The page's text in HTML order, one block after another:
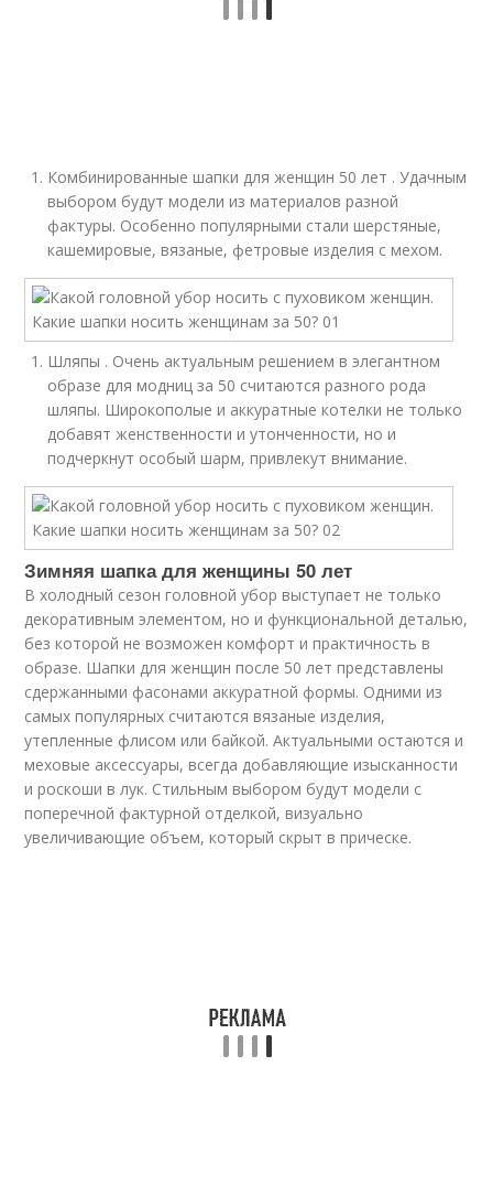
Комбинированные шапки для женщин 50 лет . Удачным
выбором будут модели из материалов разной
фактуры. Особенно популярными стали шерстяные,
кашемировые, вязаные, фетровые изделия с мехом.
Шляпы . Очень актуальным решением в элегантном
образе для модниц за 50 считаются разного рода
шляпы. Широкополые и аккуратные котелки не только
добавят женственности и утонченности, но и
подчеркнут особый шарм, привлекут внимание.
Зимняя шапка для женщины 50 лет
В холодный сезон головной убор выступает не только
декоративным элементом, но и функциональной деталью,
без которой не возможен комфорт и практичность в
образе. Шапки для женщин после 50 лет представлены
сдержанными фасонами аккуратной формы. Одними из
самых популярных считаются вязаные изделия,
утепленные флисом или байкой. Актуальными остаются и
меховые аксессуары, всегда добавляющие изысканности
и роскоши в лук. Стильным выбором будут модели с
поперечной фактурной отделкой, визуально
увеличивающие объем, который скрыт в прическе.